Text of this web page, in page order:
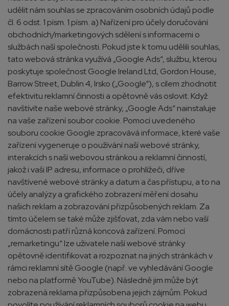
udělit nám souhlas se zpracováním osobních údajů podle
čl. 6 odst. 1 písm. 1 písm. a) Nařízení pro účely doručování
obchodních/marketingových sdělení s informacemi o
službách naší společnosti. Pokud jste k tomu udělili souhlas,
tato webová stránka využívá „Google Ads“, službu, kterou
poskytuje společnost Google Ireland Ltd, Gordon House,
Barrow Street, Dublin 4, Irsko („Google“), s cílem zhodnotit
efektivitu reklamní činnosti a opětovně vás oslovit. Když
navštívíte naše webové stránky, „Google Ads“ nainstaluje
na vaše zařízení soubor cookie. Pomocí uvedeného
souboru cookie Google zpracovává informace, které vaše
zařízení vygeneruje o používání naší webové stránky,
interakcích s naší webovou stránkou a reklamní činností,
jakož i vaši IP adresu, informace o prohlížeči, dříve
navštívené webové stránky a datum a čas přístupu, a to na
účely analýzy a grafického zobrazení měření dosahu
našich reklam a zobrazování přizpůsobených reklam. Za
tímto účelem se také může zjišťovat, zda vám nebo vaší
domácnosti patří různá koncová zařízení. Pomocí
„remarketingu“ lze uživatele naší webové stránky
opětovně identifikovat a rozpoznat na jiných stránkách v
rámci reklamní sítě Google (např. ve vyhledávání Google
nebo na platformě YouTube). Následně jim může být
zobrazená reklama přizpůsobena jejich zájmům. Pokud